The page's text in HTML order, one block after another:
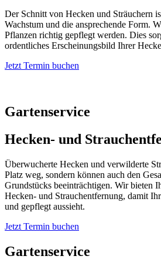
Der Schnitt von Hecken und Sträuchern
Wachstum und die ansprechende Form.
Pflanzen richtig gepflegt werden. Dies
ordentliches Erscheinungsbild Ihrer
Jetzt Termin buchen
Gartenservice
Hecken- und
Überwucherte Hecken und verwilderte
Platz weg, sondern können auch den
Grundstücks beeinträchtigen. Wir bieten
Hecken- und Strauchentfernung, damit
und gepflegt aussieht.
Jetzt Termin buchen
Gartenservice